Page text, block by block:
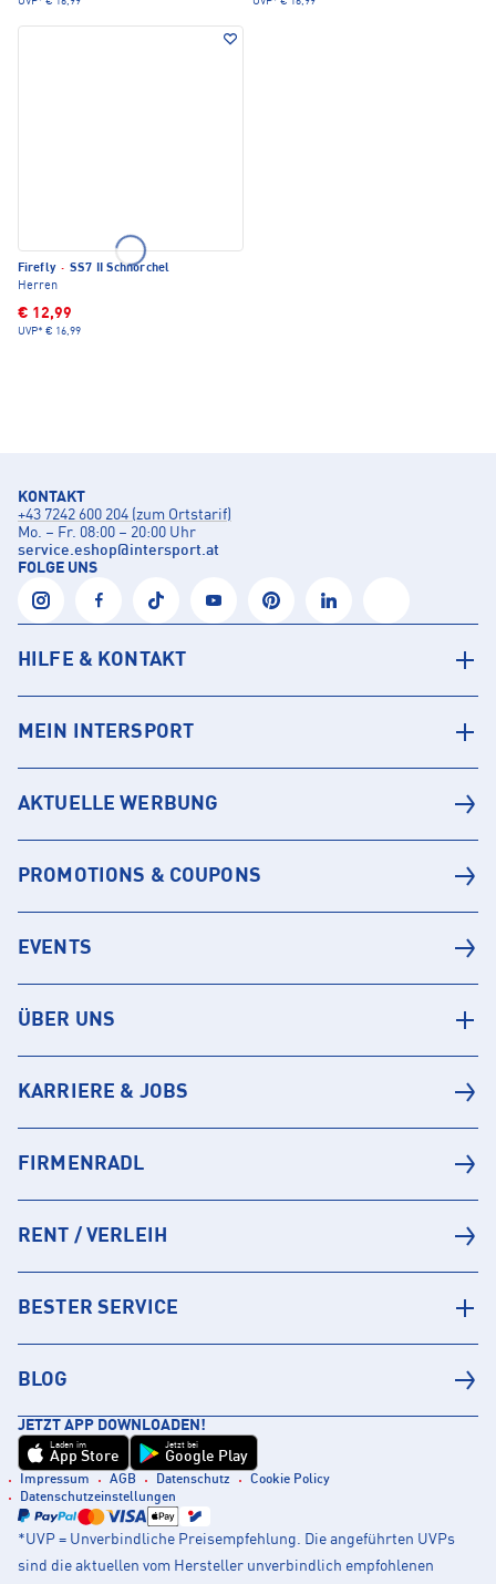
Firefly · SS7 II Schnorchel
Herren
€ 12,99
UVP* € 16,99
KONTAKT
+43 7242 600 204 (zum Ortstarif)
Mo. – Fr. 08:00 – 20:00 Uhr
service.eshop@intersport.at
FOLGE UNS
HILFE & KONTAKT
MEIN INTERSPORT
AKTUELLE WERBUNG
PROMOTIONS & COUPONS
EVENTS
ÜBER UNS
KARRIERE & JOBS
FIRMENRADL
RENT / VERLEIH
BESTER SERVICE
BLOG
JETZT APP DOWNLOADEN!
Laden im
App Store
Jetzt bei
Google Play
Impressum AGB Datenschutz
Cookie Policy
Datenschutzeinstellungen
*UVP = Unverbindliche Preisempfehlung. Die angeführten UVPs
sind die aktuellen vom Hersteller unverbindlich empfohlenen